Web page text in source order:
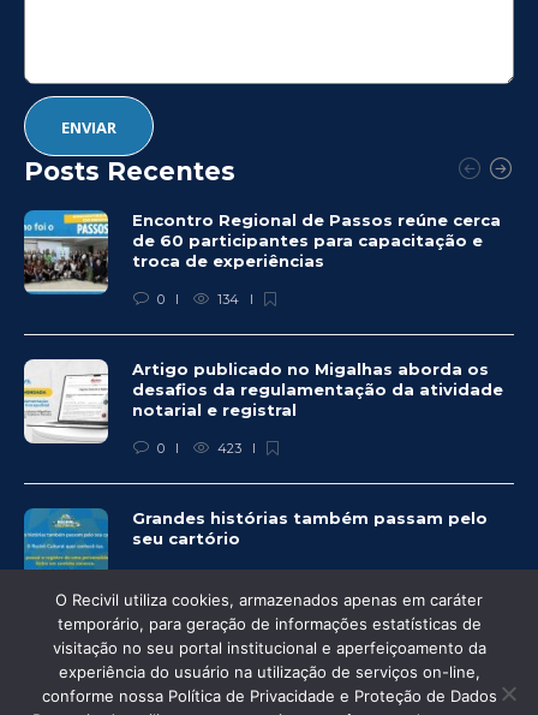
Posts Recentes
Encontro Regional de Passos reúne cerca
de 60 participantes para capacitação e
troca de experiências
0 134
Artigo publicado no Migalhas aborda os
desafios da regulamentação da atividade
notarial e registral
0 423
Grandes histórias também passam pelo
seu cartório
O Recivil utiliza cookies, armazenados apenas em caráter
temporário, para geração de informações estatísticas de
visitação no seu portal institucional e aperfeiçoamento da
experiência do usuário na utilização de serviços on-line,
conforme nossa Política de Privacidade e Proteção de Dados